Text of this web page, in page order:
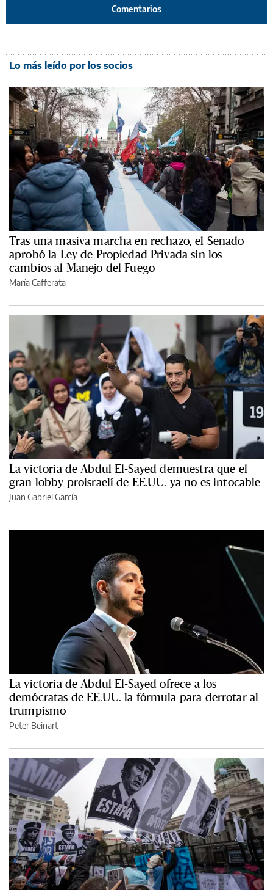
Comentarios
Lo más leído por los socios
Tras una masiva marcha en rechazo, el Senado
aprobó la Ley de Propiedad Privada sin los
cambios al Manejo del Fuego
María Cafferata
La victoria de Abdul El-Sayed demuestra que el
gran lobby proisraelí de EE.UU. ya no es intocable
Juan Gabriel García
La victoria de Abdul El-Sayed ofrece a los
demócratas de EE.UU. la fórmula para derrotar al
trumpismo
Peter Beinart